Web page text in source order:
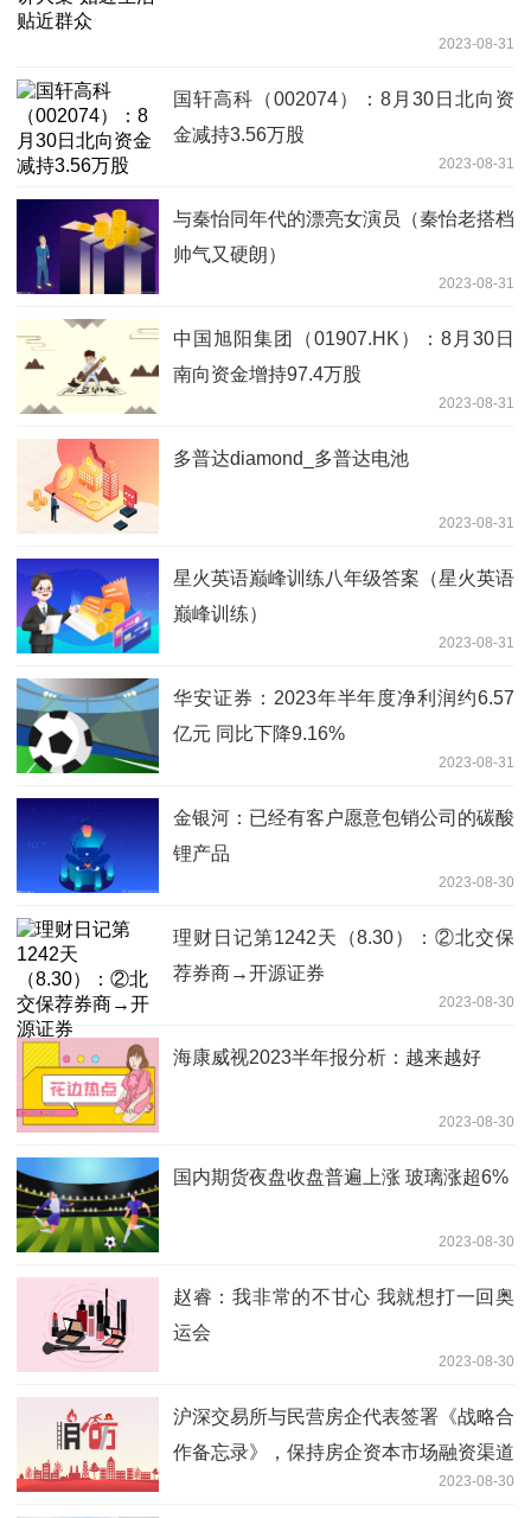
2023-08-31
国轩高科（002074）：8月30日北向资
金减持3.56万股
2023-08-31
与秦怡同年代的漂亮女演员（秦怡老搭档
帅气又硬朗）
2023-08-31
中国旭阳集团（01907.HK）：8月30日
南向资金增持97.4万股
2023-08-31
多普达diamond_多普达电池
2023-08-31
星火英语巅峰训练八年级答案（星火英语
巅峰训练）
2023-08-31
华安证券：2023年半年度净利润约6.57
亿元 同比下降9.16%
2023-08-31
金银河：已经有客户愿意包销公司的碳酸
锂产品
2023-08-30
理财日记第1242天（8.30）：②北交保
荐券商→开源证券
2023-08-30
海康威视2023半年报分析：越来越好
2023-08-30
国内期货夜盘收盘普遍上涨 玻璃涨超6%
2023-08-30
赵睿：我非常的不甘心 我就想打一回奥
运会
2023-08-30
沪深交易所与民营房企代表签署《战略合
作备忘录》，保持房企资本市场融资渠道
2023-08-30